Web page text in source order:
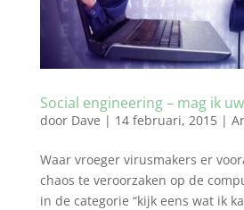
Social engineering – mag ik
door Dave | 14 februari, 2015|
Waar vroeger virusmakers er
chaos te veroorzaken op de
in de categorie “kijk eens wat ik